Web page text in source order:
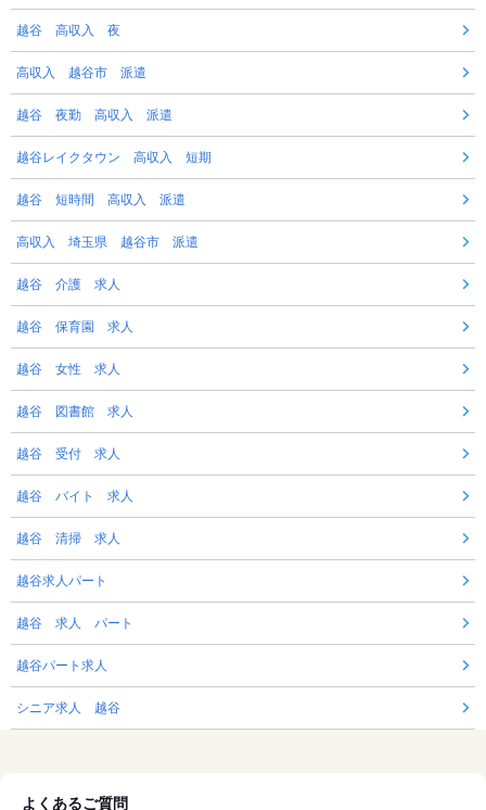
越谷 高収入 夜
高収入 越谷市 派遣
越谷 夜勤 高収入 派遣
越谷レイクタウン 高収入 短期
越谷 短時間 高収入 派遣
高収入 埼玉県 越谷市 派遣
越谷 介護 求人
越谷 保育園 求人
越谷 女性 求人
越谷 図書館 求人
越谷 受付 求人
越谷 バイト 求人
越谷 清掃 求人
越谷求人パート
越谷 求人 パート
越谷パート求人
シニア求人 越谷
よくあるご質問